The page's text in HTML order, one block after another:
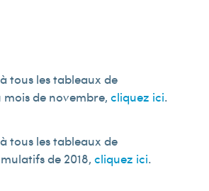
tous les tableaux de
de novembre, cliquez ici.
tous les tableaux de
de 2018, cliquez ici.